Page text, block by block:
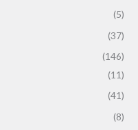
(5)
(37)
(146)
(11)
(41)
(8)